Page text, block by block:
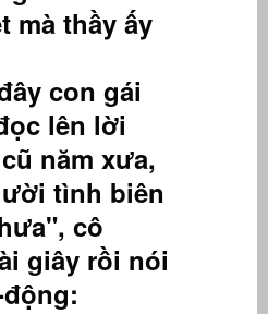
mà thầy ấy
con gái
lên lời
năm xưa,
tình biên
cô
giây rồi nói